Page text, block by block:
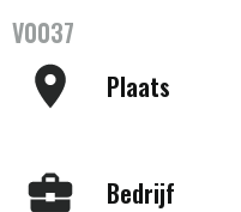
V0037
Plaats
Bedrijf